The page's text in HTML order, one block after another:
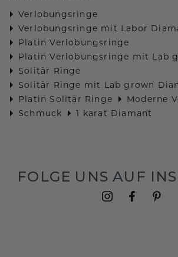
Verlobungsringe
Verlobungsringe mit Labor
Platin Verlobungsringe
Platin Verlobungsringe mit Lab
Solitär Ringe
Solitär Ringe mit Lab grown
Platin Solitär Ringe
Moderne
Schmuck
1 karat Diamant
FOLGE UNS AUF